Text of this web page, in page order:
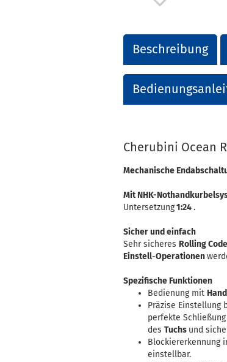
Beschreibung
Cherubini Ocean
Mechanische
Mit NHK-
Untersetzung1:24.
Sicher und einfach
Sehr sicheres Rolling
Einstell-Operationen
Spezifische Funktionen
Bedienung mit
Präzise Einstellung
perfekte
des Tuchs und
Blockiererkennung
einstellbar.